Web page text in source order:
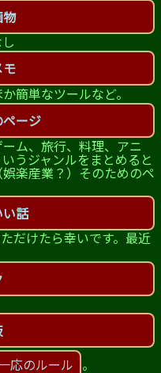
モ
簡単なツールなど。
ージ
ム、旅行、料理、アニ
うジャンルをまとめると
楽産業？）そのためのペ
い話
だけたら幸いです。最近
応のルール 。